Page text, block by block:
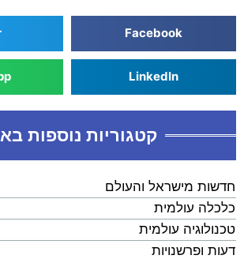
Facebook
LinkedIn
קטגוריות נוספות
חדשות מישראל והעולם
כלכלה עולמית
טכנולוגיה עולמית
דעות ופרשנויות